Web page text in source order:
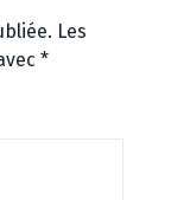
Les
*